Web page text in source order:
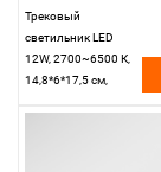
Трековый
светильник LED
12W, 2700~6500 К,
14,8*6*17,5 см,